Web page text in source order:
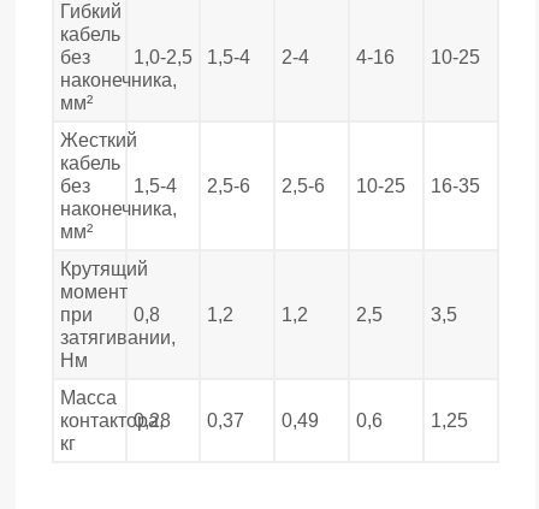
Гибкий
кабель
без
наконечника,
мм²
1,0-2,5 1,5-4 2-4 4-16 10-25
Жесткий
кабель
без
наконечника,
мм²
1,5-4 2,5-6 2,5-6 10-25 16-35
Крутящий
момент
при
затягивании,
Нм
0,8 1,2 1,2 2,5 3,5
Масса
контактора,
кг
0,28 0,37 0,49 0,6 1,25